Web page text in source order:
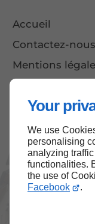
Your
We use
personalising
analyzing
functionalities.
the use of
Facebook
.
Accueil
Contactez-nous
Mentions